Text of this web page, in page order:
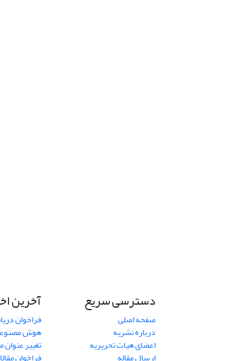
دسترسی سریع
صفحه اصلی
درباره نشریه
اعضای هیات تحریریه
آخرین
فراخوان
هوش
تغییر عنوان